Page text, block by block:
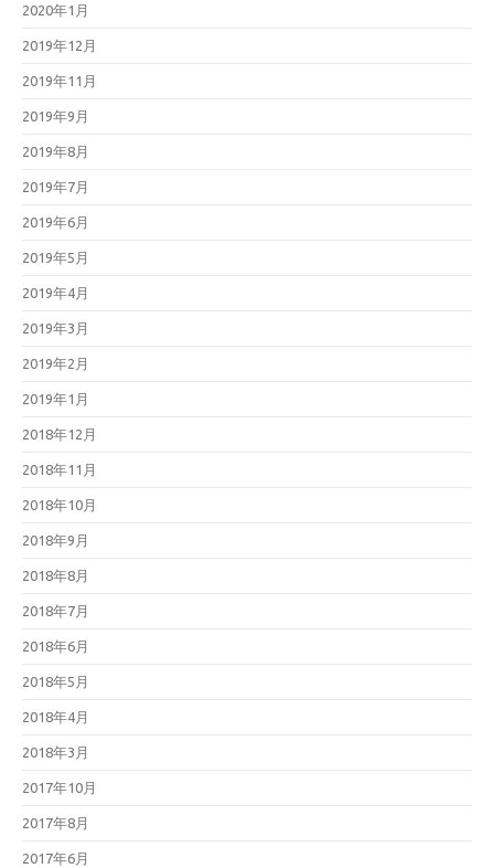
2020年1月
2019年12月
2019年11月
2019年9月
2019年8月
2019年7月
2019年6月
2019年5月
2019年4月
2019年3月
2019年2月
2019年1月
2018年12月
2018年11月
2018年10月
2018年9月
2018年8月
2018年7月
2018年6月
2018年5月
2018年4月
2018年3月
2017年10月
2017年8月
2017年6月